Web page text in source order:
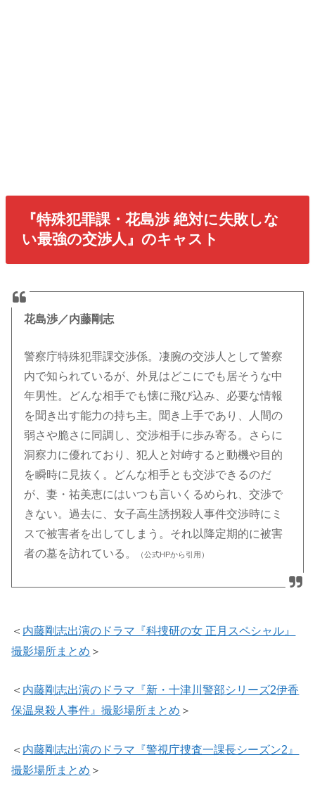
『特殊犯罪課・花島渉 絶対に失敗しな
い最強の交渉人』のキャスト
花島渉／内藤剛志
警察庁特殊犯罪課交渉係。凄腕の交渉人として警察
内で知られているが、外見はどこにでも居そうな中
年男性。どんな相手でも懐に飛び込み、必要な情報
を聞き出す能力の持ち主。聞き上手であり、人間の
弱さや脆さに同調し、交渉相手に歩み寄る。さらに
洞察力に優れており、犯人と対峙すると動機や目的
を瞬時に見抜く。どんな相手とも交渉できるのだ
が、妻・祐美恵にはいつも言いくるめられ、交渉で
きない。過去に、女子高生誘拐殺人事件交渉時にミ
スで被害者を出してしまう。それ以降定期的に被害
者の墓を訪れている。
（公式HPから引用）
＜ 内藤剛志出演のドラマ『科捜研の女 正月スペシャル』
撮影場所まとめ ＞
＜ 内藤剛志出演のドラマ『新・十津川警部シリーズ2伊香
保温泉殺人事件』撮影場所まとめ ＞
＜ 内藤剛志出演のドラマ『警視庁捜査一課長シーズン2』
撮影場所まとめ ＞